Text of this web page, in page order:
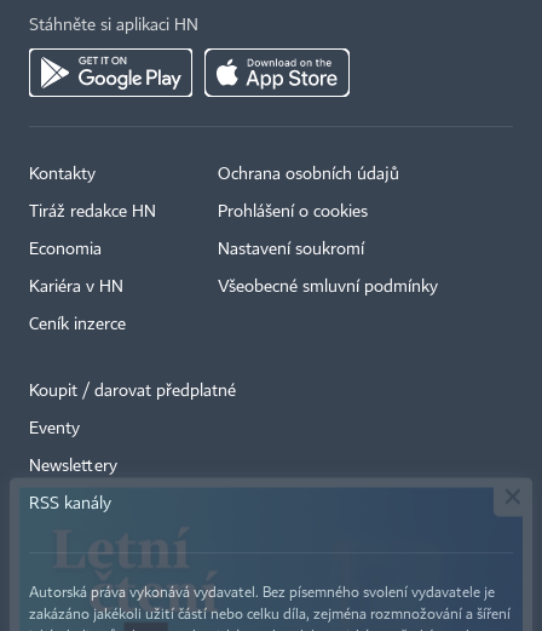
Stáhněte si aplikaci HN
Kontakty
Tiráž redakce HN
Economia
Kariéra v HN
Ceník inzerce
Ochrana osobních údajů
Prohlášení o cookies
Nastavení soukromí
Všeobecné smluvní podmínky
Koupit / darovat předplatné
Eventy
Newslettery
RSS kanály
Autorská práva vykonává vydavatel. Bez písemného svolení vydavatele je
zakázáno jakékoli užití částí nebo celku díla, zejména rozmnožování a šíření